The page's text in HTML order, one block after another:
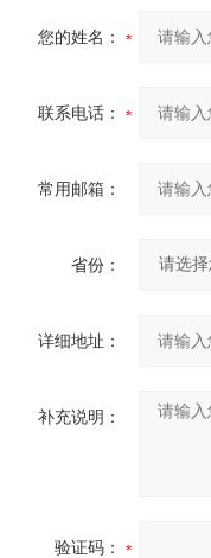
您的姓名：
联系电话：
常用邮箱：
省份：
详细地址：
补充说明：
验证码：